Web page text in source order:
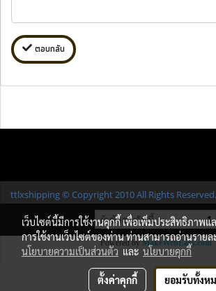
ตอบกลับ
ttlxshipping © Copyright 2010 All Rights Reserved.
ผู้เข้าชมวันนี้ 1
Powered byMakeWebEasy.com
เว็บไซต์นี้มีการใช้งานคุกกี้ เพื่อเพิ่มประสิทธิภาพ
การใช้งานเว็บไซต์ของท่าน ท่านสามารถอ่านรายล
นโยบายความเป็นส่วนตัว และ นโยบายคุกกี้
ตั้งค่าคุกกี้ ยอมรับทั้งห